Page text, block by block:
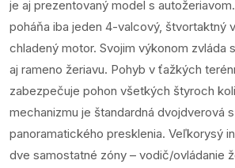
je aj prezentovaný model s
poháňa iba jeden 4-valcový, štvortaktný
chladený motor. Svojim výkonom zvláda
aj rameno žeriavu. Pohyb v ťažkých
zabezpečuje pohon všetkých štyroch
mechanizmu je štandardná dvojdverová s
panoramatického presklenia. Veľkorysý
dve samostatné zóny – vodič/ovládanie